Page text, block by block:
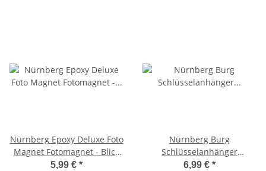
Nürnberg Epoxy Deluxe Foto
Magnet Fotomagnet - Blick
auf die Burg Deutschland
5,99 € *
Nürnberg Burg
Schlüsselanhänger
Deutschland Germany
6,99 € *